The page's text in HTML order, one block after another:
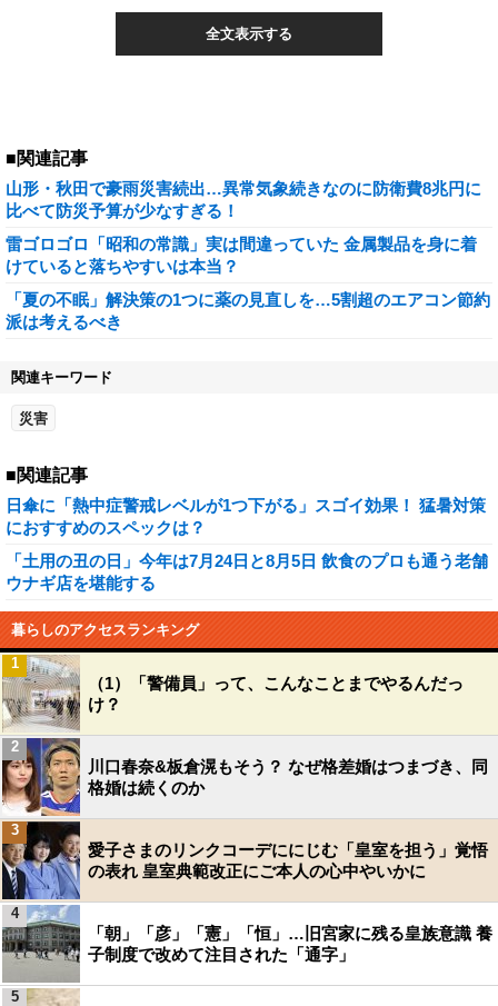
全文表示する
■関連記事
山形・秋田で豪雨災害続出…異常気象続きなのに防衛費8兆円に
比べて防災予算が少なすぎる！
雷ゴロゴロ「昭和の常識」実は間違っていた 金属製品を身に着
けていると落ちやすいは本当？
「夏の不眠」解決策の1つに薬の見直しを…5割超のエアコン節約
派は考えるべき
関連キーワード
災害
■関連記事
日傘に「熱中症警戒レベルが1つ下がる」スゴイ効果！ 猛暑対策
におすすめのスペックは？
「土用の丑の日」今年は7月24日と8月5日 飲食のプロも通う老舗
ウナギ店を堪能する
暮らしのアクセスランキング
（1）「警備員」って、こんなことまでやるんだっ
け？
1
川口春奈&板倉滉もそう？ なぜ格差婚はつまづき、同
格婚は続くのか
2
愛子さまのリンクコーデににじむ「皇室を担う」覚悟
の表れ 皇室典範改正にご本人の心中やいかに
3
「朝」「彦」「憲」「恒」…旧宮家に残る皇族意識 養
子制度で改めて注目された「通字」
4
5